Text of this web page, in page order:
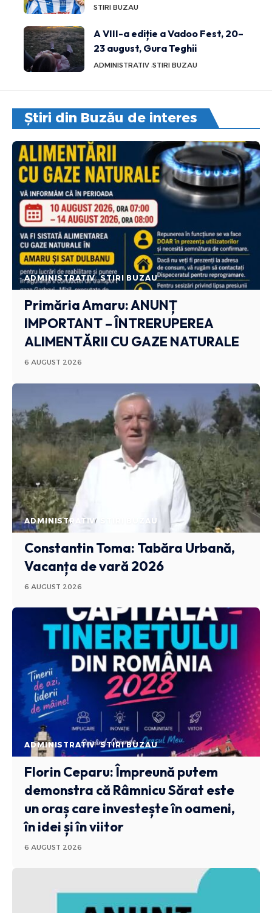
STIRI BUZAU
A VIII-a ediție a Vadoo Fest, 20–
23 august, Gura Teghii
ADMINISTRATIV STIRI BUZAU
Știri din Buzău de interes
ADMINISTRATIV STIRI BUZAU
Primăria Amaru: ANUNȚ
IMPORTANT – ÎNTRERUPEREA
ALIMENTĂRII CU GAZE NATURALE
6 AUGUST 2026
ADMINISTRATIV STIRI BUZAU
Constantin Toma: Tabăra Urbană,
Vacanța de vară 2026
6 AUGUST 2026
ADMINISTRATIV STIRI BUZAU
Florin Ceparu: Împreună putem
demonstra că Râmnicu Sărat este
un oraș care investește în oameni,
în idei și în viitor
6 AUGUST 2026